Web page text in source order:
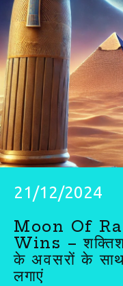
21/12/2024
Moon Of
Wins –
के अवसरों के
लगाएं